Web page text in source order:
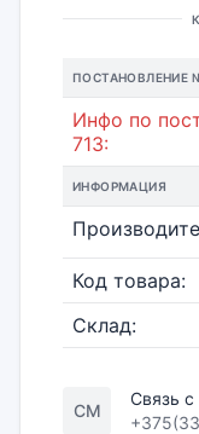
ПОСТАНОВЛЕНИЕ
Инфо по
713:
ИНФОРМАЦИЯ
Код товара:
Склад:
СМ
Связь